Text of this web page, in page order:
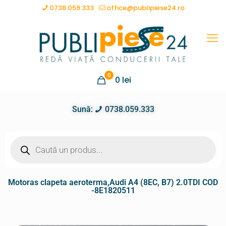
0738.059.333 office@publipiese24.ro
0 0 lei
Sună: 0738.059.333
Motoras clapeta aeroterma,Audi A4 (8EC, B7) 2.0TDI COD
-8E1820511